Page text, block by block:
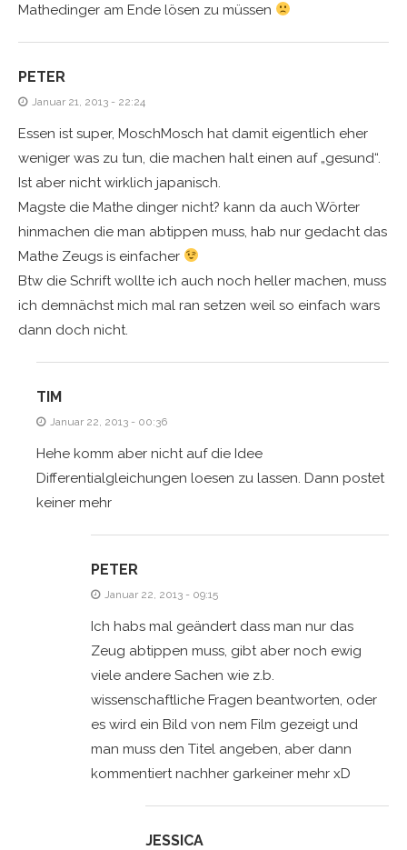
Mathedinger am Ende lösen zu müssen
PETER
Januar 21, 2013 - 22:24
Essen ist super, MoschMosch hat damit eigentlich eher
weniger was zu tun, die machen halt einen auf „gesund“.
Ist aber nicht wirklich japanisch.
Magste die Mathe dinger nicht? kann da auch Wörter
hinmachen die man abtippen muss, hab nur gedacht das
Mathe Zeugs is einfacher
Btw die Schrift wollte ich auch noch heller machen, muss
ich demnächst mich mal ran setzen weil so einfach wars
dann doch nicht.
TIM
Januar 22, 2013 - 00:36
Hehe komm aber nicht auf die Idee
Differentialgleichungen loesen zu lassen. Dann postet
keiner mehr
PETER
Januar 22, 2013 - 09:15
Ich habs mal geändert dass man nur das
Zeug abtippen muss, gibt aber noch ewig
viele andere Sachen wie z.b.
wissenschaftliche Fragen beantworten, oder
es wird ein Bild von nem Film gezeigt und
man muss den Titel angeben, aber dann
kommentiert nachher garkeiner mehr xD
JESSICA